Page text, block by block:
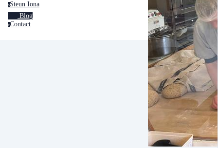
sSteun Iona
Blog
cContact